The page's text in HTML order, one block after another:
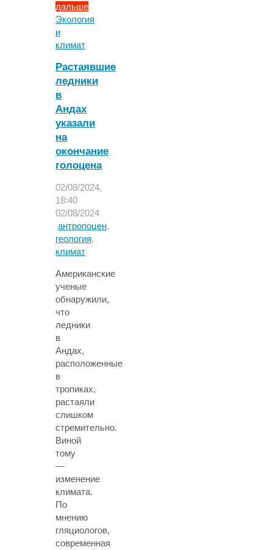
дальше
"Исследование
греческого
болота
историю
Эллады"
Экология
и
климат
Растаявшие
ледники
в
Андах
указали
на
окончание
голоцена
02/08/2024,
18:40
02/08/2024
антропоцен,
геология,
климат
Американские
ученые
обнаружили,
что
ледники
в
Андах,
расположенные
в
тропиках,
растаяли
слишком
стремительно.
Виной
тому
—
изменение
климата.
По
мнению
гляциологов,
современная